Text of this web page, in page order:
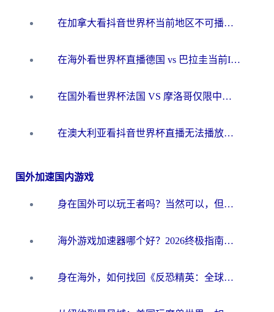
在加拿大看抖音世界杯当前地区不可播放？海外党体育观赛终极指南
在海外看世界杯直播德国 vs 巴拉圭当前IP受限制？这篇指南帮你轻松解决地区限制
在国外看世界杯法国 VS 摩洛哥仅限中国大陆？别让地域限制拦下你的欢呼
在澳大利亚看抖音世界杯直播无法播放？海外党体育观赛终极指南来了！
国外加速国内游戏
身在国外可以玩王者吗？当然可以，但你需要这份“加速”指南
海外游戏加速器哪个好？2026终极指南帮你畅玩国服+解决卡顿难题
身在海外，如何找回《反恐精英：全球攻势》国服的丝滑手感？一份给你的终极指南